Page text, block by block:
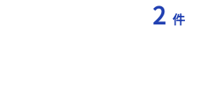
2 件